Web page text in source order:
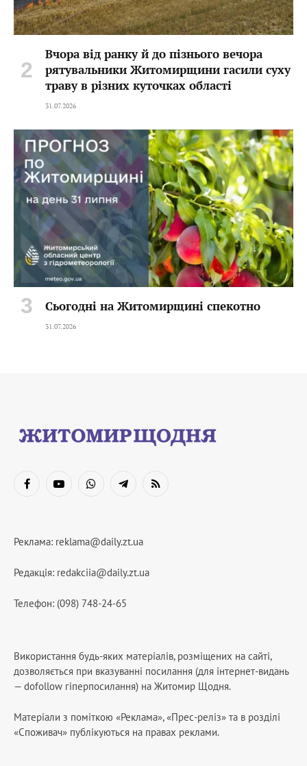
Вчора від ранку й до пізнього вечора
рятувальники Житомирщини гасили суху
траву в різних куточках області
31.07.2026
Сьогодні на Житомирщині спекотно
31.07.2026
FacebookYouTubeWhatsAppTelegramRSS
Реклама: reklama@daily.zt.ua
Редакція: redakciia@daily.zt.ua
Телефон: (098) 748-24-65
Використання будь-яких матеріалів, розміщених на сайті,
дозволяється при вказуванні посилання (для інтернет-видань
— dofollow гіперпосилання) на Житомир Щодня.
Матеріали з поміткою «Реклама», «Прес-реліз» та в розділі
«Споживач» публікуються на правах реклами.